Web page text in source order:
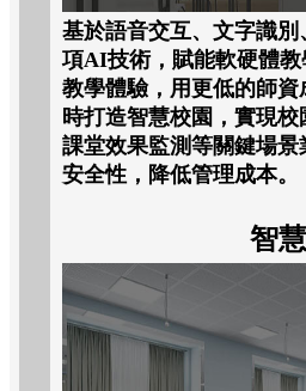
基於語音交互、文字識別
項AI技術，賦能軟硬體
教學體驗，用更低的師
時打造智慧校園，實現
課堂效果監測等關鍵場
安全性，降低管理成本。
智